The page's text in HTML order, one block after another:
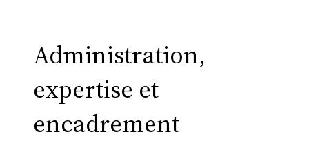
Administration,
expertise et
encadrement